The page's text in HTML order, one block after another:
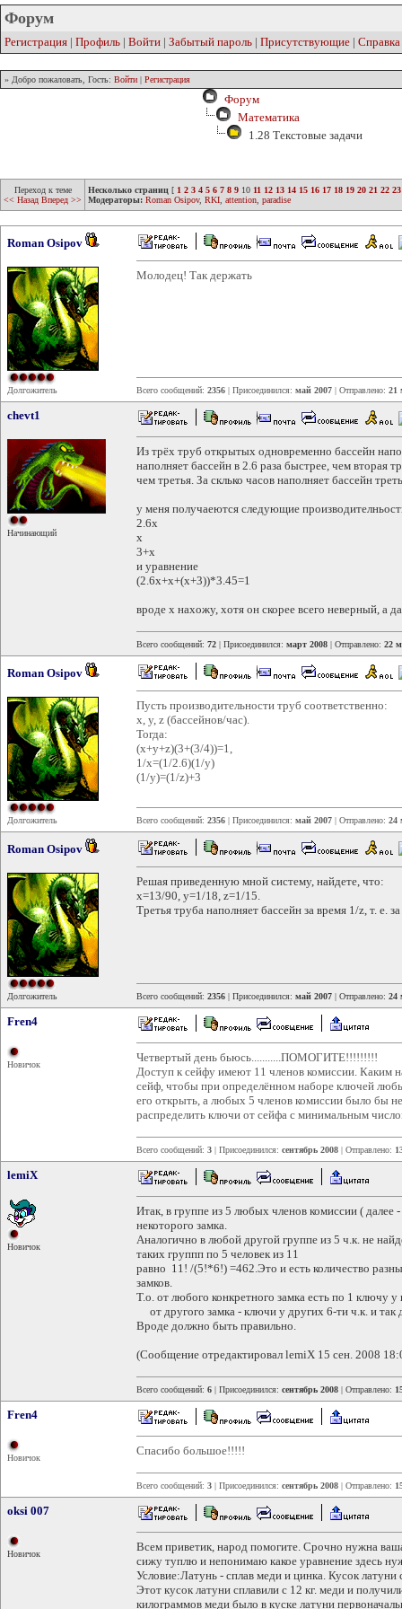
Форум
Регистрация | Профиль | Войти | Забытый пароль | Присутствующие | Справка
» Добро пожаловать, Гость: Войти | Регистрация
Форум
Математика
1.28 Текстовые задачи
Переход к теме
<< Назад Вперед >>
Несколько страниц [ 1 2 3 4 5 6 7 8 9 10 11 12 13 14 15 16 17 18 19 20 21 22 23
Модераторы: Roman Osipov, RKI attention paradise
Roman Osipov
Долгожитель
Молодец! Так держать
Всего сообщений: 2356 | Присоединился: май 2007 | Отправлено: 21
chevt1
Начинающий
Из трёх труб открытых одновременно бассейн
наполняет бассейн в 2.6 раза быстрее, чем вторая
чем третья. За склько часов наполняет бассейн
у меня получаеются следующие
2.6x
x
3+x
и уравнение
(2.6x+x+(x+3))*3.45=1
вроде х нахожу, хотя он скорее всего неверный, а
Всего сообщений: 72 | Присоединился: март 2008 | Отправлено: 22
Roman Osipov
Долгожитель
Пусть производительности труб соответственно:
x, y, z (бассейнов/час).
Тогда:
(x+y+z)(3+(3/4))=1,
1/x=(1/2.6)(1/y)
(1/y)=(1/z)+3
Всего сообщений: 2356 | Присоединился: май 2007 | Отправлено: 24
Roman Osipov
Долгожитель
Решая приведенную мной систему, найдете, что:
x=13/90, y=1/18, z=1/15.
Третья труба наполняет бассейн за время 1/z, т. е.
Всего сообщений: 2356 | Присоединился: май 2007 | Отправлено: 24
Fren4
Новичок
Четвертый день бьюсь...........ПОМОГИТЕ!!!!!!!!!
Доступ к сейфу имеют 11 членов комиссии. Каким
сейф, чтобы при определённом наборе ключей
его открыть, а любых 5 членов комиссии было бы
распределить ключи от сейфа с минимальным
Всего сообщений: 3 | Присоединился: сентябрь 2008 | Отправлено:
lemiX
Новичок
Итак, в группе из 5 любых членов комиссии ( далее
некоторого замка.
Аналогично в любой другой группе из 5 ч.к. не
таких группп по 5 человек из 11
равно 11! /(5!*6!) =462.Это и есть количество
замков.
Т.о. от любого конкретного замка есть по 1 ключу
от другого замка - ключи у других 6-ти ч.к. и так
Вроде должно быть правильно.
(Сообщение отредактировал lemiX 15 сен. 2008
Всего сообщений: 6 | Присоединился: сентябрь 2008 | Отправлено:
Fren4
Новичок
Спасибо большое!!!!!
Всего сообщений: 3 | Присоединился: сентябрь 2008 | Отправлено:
oksi 007
Новичок
Всем приветик, народ помогите. Срочно нужна
сижу туплю и непонимаю какое уравнение здесь
Условие:Латунь - сплав меди и цинка. Кусок
Этот кусок латуни сплавили с 12 кг. меди и
килограммов меди было в куске латуни